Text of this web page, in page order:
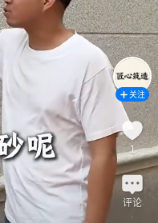
关注
1
评论